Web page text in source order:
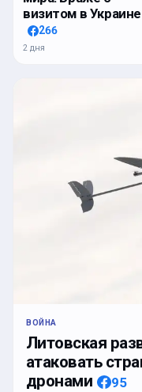
визитом в Украине
266
2 дня
ВОЙНА
Литовская
атаковать
дронами
95